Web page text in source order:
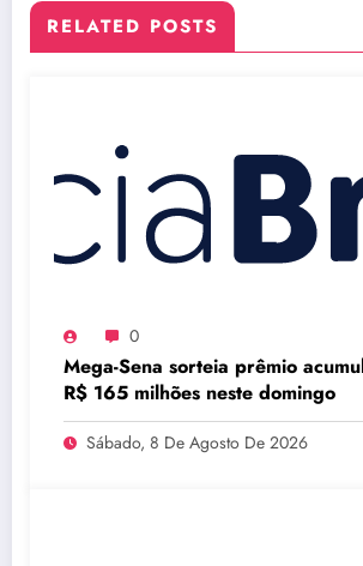
RELATED POSTS
0
Mega-Sena sorteia prêmio
R$ 165 milhões neste domingo
Sábado, 8 De Agosto De 2026